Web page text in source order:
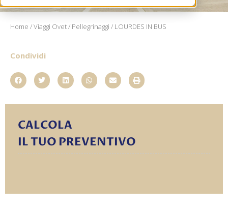
Home /Viaggi Ovet/ Pellegrinaggi / LOURDES IN BUS
Condividi
CALCOLA
IL TUO PREVENTIVO